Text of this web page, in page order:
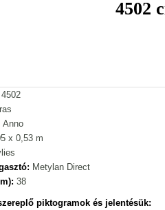
4502
4502
Anno
x 0,53 m
Metylan Direct
38
piktogramok és jelentésük: